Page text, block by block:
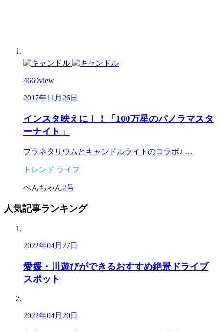
4669view
2017年11月26日
インスタ映えに！！「100万星のパノラマスタ
ーナイト」
プラネタリウムとキャンドルライトのコラボ♪ …
トレンド ライフ
ぺんちゃん2号
人気記事ランキング
2022年04月27日
愛媛・川遊びができるおすすめ絶景ドライブ
スポット
2022年04月20日